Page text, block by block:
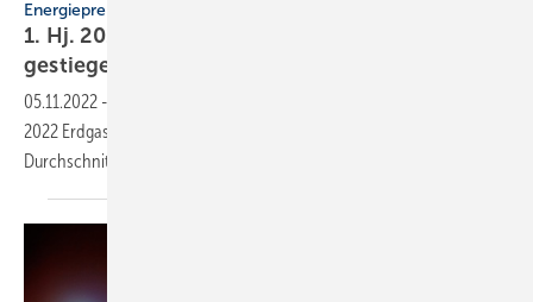
Energiepreise
1. Hj. 2022: Gaspreise für Haushalte um 17,7 %
gestiegen
05.11.2022 -
2022 Erdgas für Haushalte gegenüber dem 2. Halbjahr 2021 im
Durchschnitt „nur“ um 17 %